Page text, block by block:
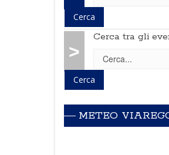
>
Cerca tra gli
METEO